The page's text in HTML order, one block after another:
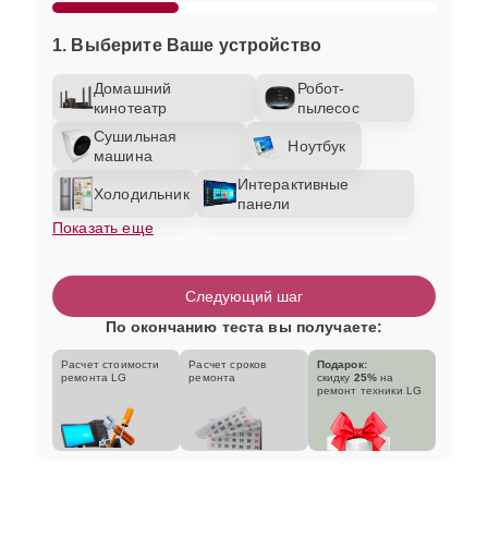
1. Выберите Ваше устройство
Домашний
кинотеатр
Робот-
пылесос
Сушильная
машина
Ноутбук
Холодильник
Интерактивные
панели
Показать еще
Следующий шаг
По окончанию теста вы получаете:
Расчет стоимости
ремонта LG
Расчет сроков
ремонта
Подарок:
скидку 25% на
ремонт техники LG